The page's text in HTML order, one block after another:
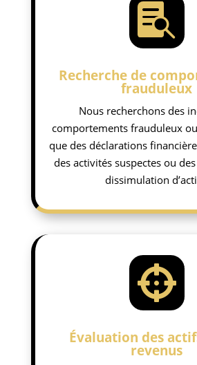

Recherche de
frauduleux
Nous recherchons des
comportements frauduleux
que des déclarations
des activités suspectes ou
dissimulation

Évaluation des
revenus